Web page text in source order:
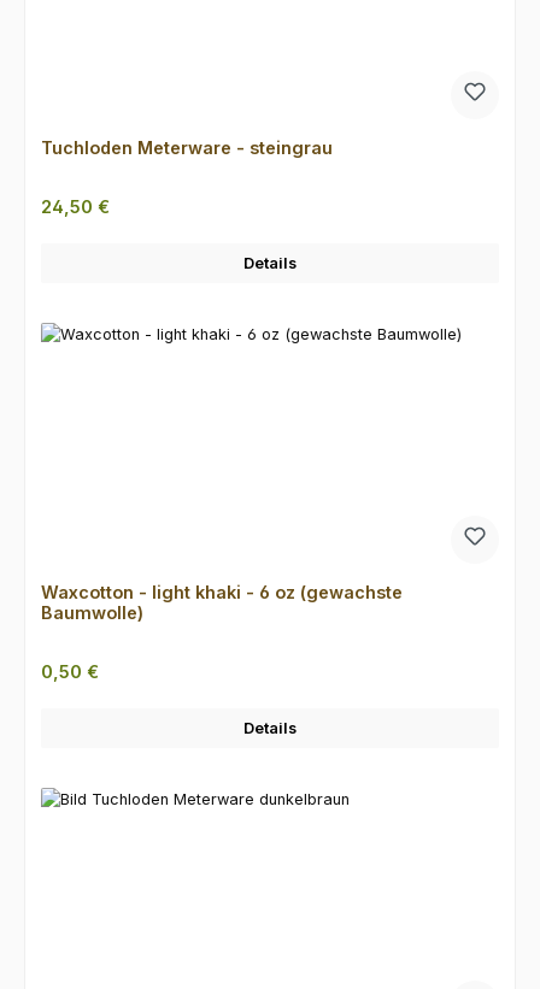
Tuchloden Meterware - steingrau
Regulärer Preis:
24,50 €
Details
Waxcotton - light khaki - 6 oz (gewachste
Baumwolle)
Regulärer Preis:
0,50 €
Details